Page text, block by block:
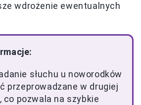
wdrożenie ewentualnych
słuchu u noworodków
przeprowadzane w drugiej
co pozwala na szybkie